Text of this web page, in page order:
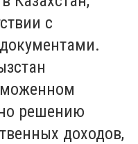
с
решению
доходов,